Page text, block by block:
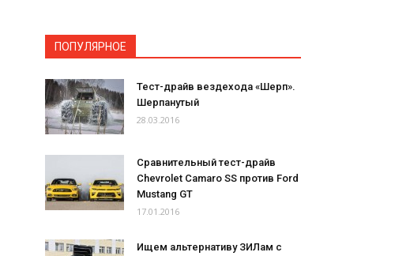
ПОПУЛЯРНОЕ
Тест-драйв вездехода «Шерп».
Шерпанутый
28.03.2016
Сравнительный тест-драйв
Chevrolet Camaro SS против Ford
Mustang GT
17.01.2016
Ищем альтернативу ЗИЛам с